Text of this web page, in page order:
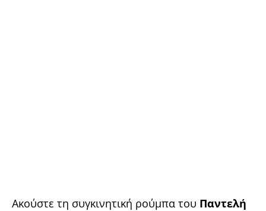
Ακούστε τη συγκινητική ρούμπα του Παντελή